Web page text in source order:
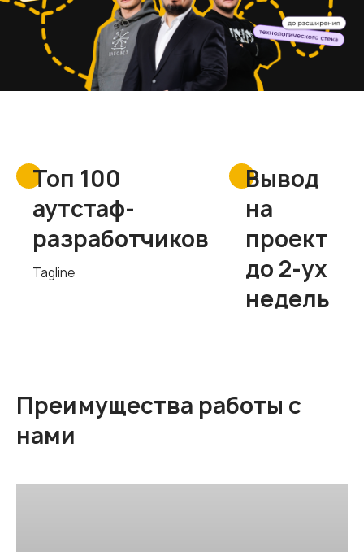
Топ 100
аутстаф-
разработчиков
Tagline
Вывод
на
проект
до 2-ух
недель
Преимущества работы с
нами